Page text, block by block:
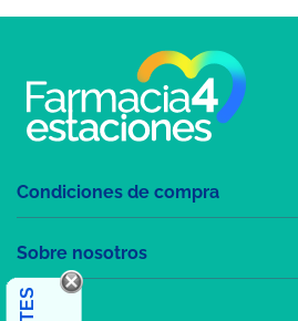
Condiciones de compra
Sobre nosotros